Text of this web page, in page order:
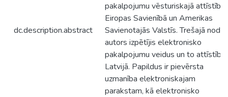
dc.description.abstract
pakalpojumu vēsturiskajā attīstībā
Eiropas Savienībā un Amerikas
Savienotajās Valstīs. Trešajā
autors izpētījis elektronisko
pakalpojumu veidus un to attīstību
Latvijā. Papildus ir pievērsta
uzmanība elektroniskajam
parakstam, kā elektronisko